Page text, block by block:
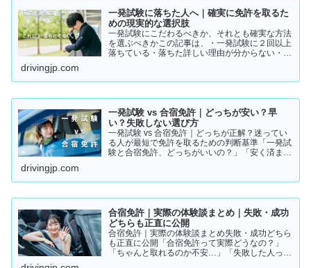
一発試験に落ちた人へ｜確実に免許を取るた
めの現実的な選択肢
一発試験にこだわるべきか、それとも確実な方法
を選ぶべきかこの記事は、・一発試験に２回以上
落ちている・落ちた詳しい理由が分からない・こ
らに何回も落ちる・数…
drivingjp.com
一発試験 vs 合宿免許｜どっちが安い？早
い？失敗しない選び方
一発試験 vs 合宿免許｜どっちが正解？迷ってい
る人が最短で免許を取るための判断基準「一発試
験と合宿免許、どっちがいいの？」「安く済ませ
と、人によって最適…
drivingjp.com
合宿免許｜実際の体験談まとめ｜失敗・成功
どちらも正直に公開
合宿免許｜実際の体験談まとめ失敗・成功どちら
も正直に公開「合宿免許って実際どうなの？」
「ちゃんと取れるのか不安…」「失敗した人って